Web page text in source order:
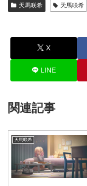
天馬咲希 天馬咲希
X
LINE
関連記事
天馬咲希